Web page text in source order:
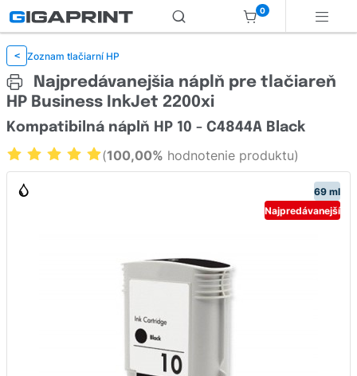
0
< Zoznam tlačiarní HP
Najpredávanejšia náplň pre tlačiareň
HP Business InkJet 2200xi
69 ml
Najpredávanejší
Kompatibilná náplň HP 10 - C4844A Black
(100,00% hodnotenie produktu)